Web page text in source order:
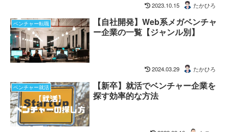
2023.10.15 たかひろ
ベンチャー転職
【自社開発】Web系メガベンチャ
ー企業の一覧【ジャンル別】
2024.03.29 たかひろ
ベンチャー就活
【新卒】就活でベンチャー企業を
探す効率的な方法